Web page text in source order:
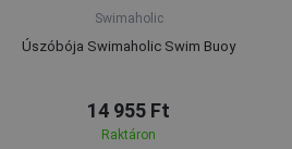
Swimaholic
Úszóbója Swimaholic Swim Buoy
14 955 Ft
Raktáron